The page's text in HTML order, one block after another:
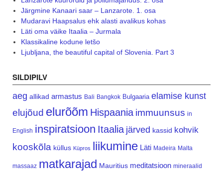
Järgmine Kanaari saar – Lanzarote. 1. osa
Mudaravi Haapsalus ehk alasti avalikus kohas
Läti oma väike Itaalia – Jurmala
Klassikaline kodune letšo
Ljubljana, the beautiful capital of Slovenia. Part 3
SILDIPILV
aeg allikad armastus Bali Bangkok Bulgaaria elamise kunst
elujõud elurõõm Hispaania immuunsus in
English inspiratsioon Itaalia järved kassid kohvik
kooskõla küllus Küpros liikumine Läti Madeira Malta
massaaz matkarajad Mauritius meditatsioon mineraalid